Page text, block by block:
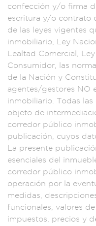
confección y/o firma
escritura y/o contrato
de las leyes vigentes
inmobiliario, Ley Na
Lealtad Comercial, L
Consumidor, las norm
de la Nación y
agentes/gestores NO
inmobiliario. Todas las
objeto de interme
corredor público inmo
publicación, cuyos
La presente
esenciales del
corredor público
operación por la
medidas , descripc
funcionales, valores de
impuestos, precios y